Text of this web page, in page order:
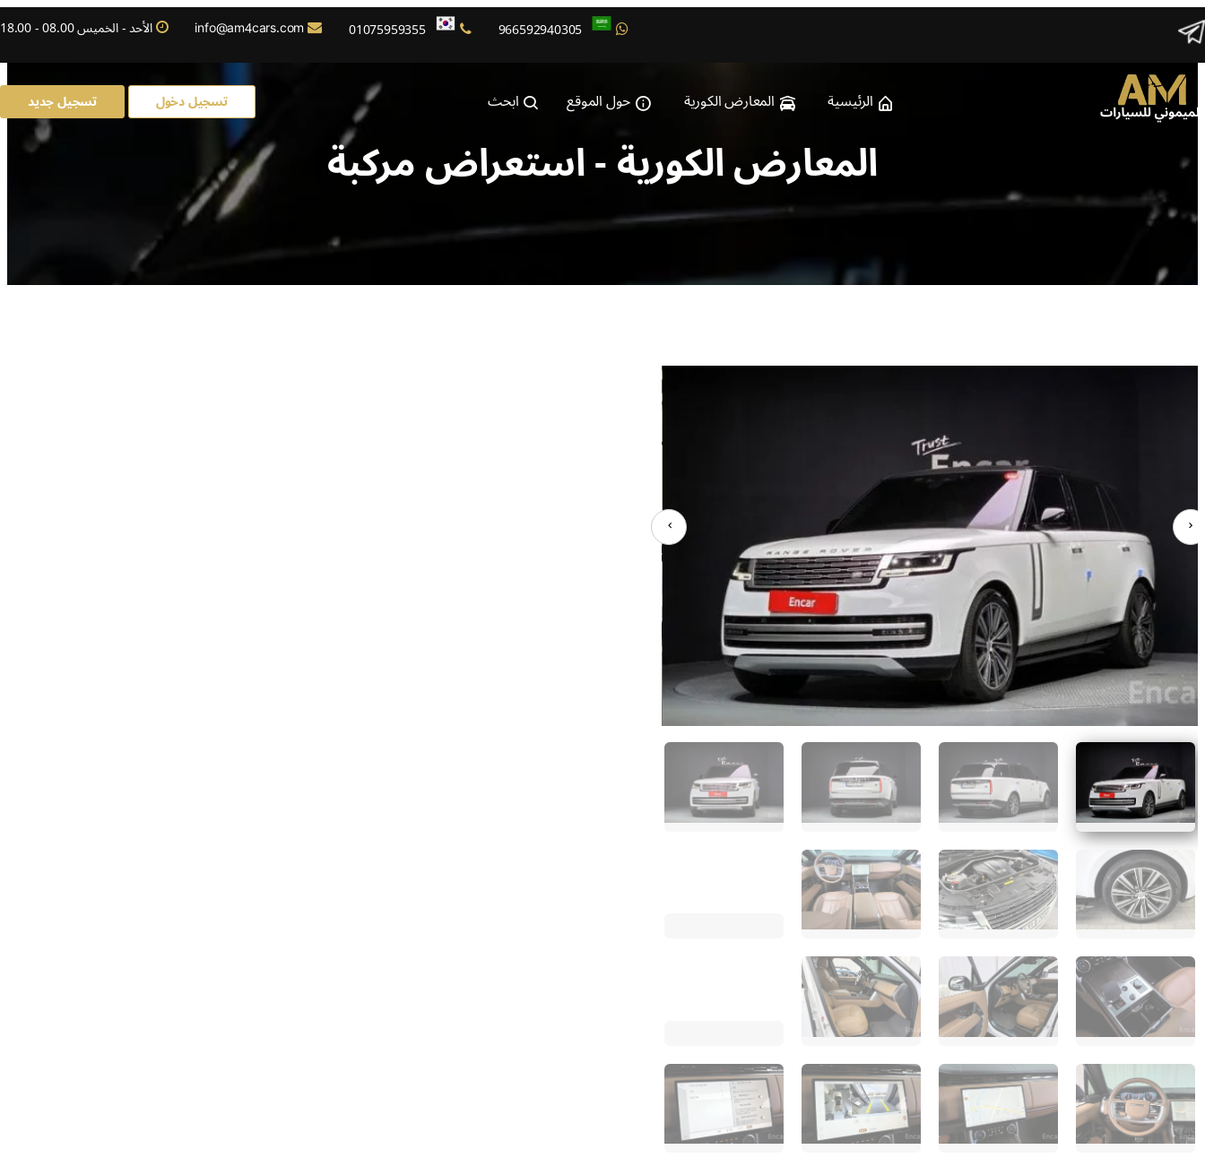
966592940305
01075959355
info@am4cars.com الأحد - الخميس 08.00 - 18.00
الرئيسية المعارض الكورية حول الموقع ابحث تسجيل دخول تسجيل جديد
المعارض الكورية - استعراض مركبة